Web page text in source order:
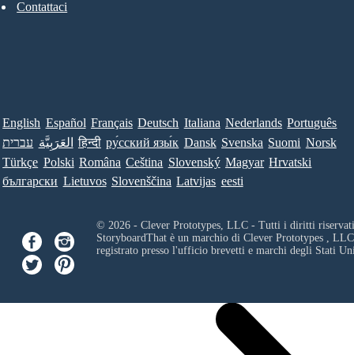
Contattaci
English Español Français Deutsch Italiana Nederlands Português
עברית العَرَبِيَّة हिन्दी ру́сский язы́к Dansk Svenska Suomi Norsk
Türkçe Polski Româna Ceština Slovenský Magyar Hrvatski
български Lietuvos Slovenščina Latvijas eesti
© 2026 - Clever Prototypes, LLC - Tutti i diritti
StoryboardThat è un marchio di Clever Prototypes , LLC
registrato presso l'ufficio brevetti e marchi degli Stati